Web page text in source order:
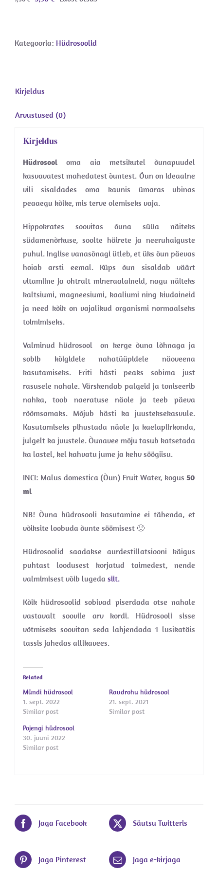
7,50 €.
5,90 €.
Kategooria: Hüdrosoolid
Kirjeldus
Arvustused (0)
Kirjeldus
Hüdrosooloma aia metsikutel õunapuudel
kasvavatest mahedatest õuntest. Õun on ideaalne
vili sisaldades oma kaunis ümaras ubinas
peaaegu kõike, mis terve olemiseks vaja.
Hippokrates soovitas õuna süüa näiteks
südamenõrkuse, soolte häirete ja neeruhaiguste
puhul. Inglise vanasõnagi ütleb, et üks õun päevas
hoiab arsti eemal. Küps õun sisaldab väärt
vitamiine ja ohtralt mineraalaineid, nagu näiteks
kaltsiumi, magneesiumi, kaaliumi ning kiudaineid
ja need kõik on vajalikud organismi normaalseks
toimimiseks.
Valminud hüdrosool on kerge õuna lõhnaga ja
sobib kõigidele nahatüüpidele näoveena
kasutamiseks. Eriti hästi peaks sobima just
rasusele nahale. Värskendab palgeid ja toniseerib
nahka, toob naeratuse näole ja teeb päeva
rõõmsamaks. Mõjub hästi ka juusteksekasvule.
Kasutamiseks pihustada näole ja kaelapiirkonda,
julgelt ka juustele. Õunavee mõju tasub katsetada
ka lastel, kel kahvatu jume ja kehv söögiisu.
INCI: Malus domestica (Õun) Fruit Water, kogus50
ml
NB! Õuna hüdrosooli kasutamine ei tähenda, et
võiksite loobuda õunte söömisest 🙂
Hüdrosoolid saadakse aurdestillatsiooni käigus
puhtast loodusest korjatud taimedest, nende
valmimisest võib lugeda siit.
Kõik hüdrosoolid sobivad piserdada otse nahale
vastavalt soovile arv kordi. Hüdrosooli sisse
võtmiseks soovitan seda lahjendada 1 lusikatäis
tassis jahedas allikavees.
Related
Mündi hüdrosool
1. sept. 2022
Similar post
Raudrohu hüdrosool
21. sept. 2021
Similar post
Pojengi hüdrosool
30. juuni 2022
Similar post
Jaga Facebook Säutsu Twitteris
Jaga Pinterest Jaga e-kirjaga